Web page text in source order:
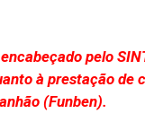
pelo
à prestação de
(Funben).